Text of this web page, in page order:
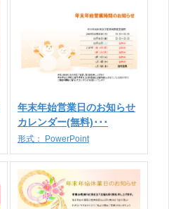
年末年始営業日のお知らせ
カレンダー(無料)･･･
形式： PowerPoint